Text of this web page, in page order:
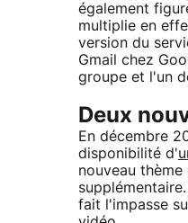
également
multiplie en
version du
Gmail chez
groupe et l'un
Deux
En décembre
disponibilité d'
nouveau
fait l'impasse